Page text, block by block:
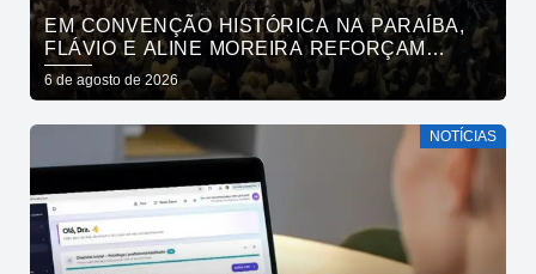
EM CONVENÇÃO HISTÓRICA NA PARAÍBA,
FLÁVIO E ALINE MOREIRA REFORÇAM
APOIO À CONTINUIDADE DO ATUAL
PROJETO POLÍTICO NO ESTADO
6 de agosto de 2026
NOTÍCIAS